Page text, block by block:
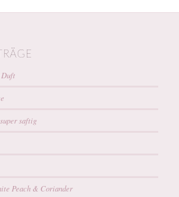
saftig
Peach & Coriander